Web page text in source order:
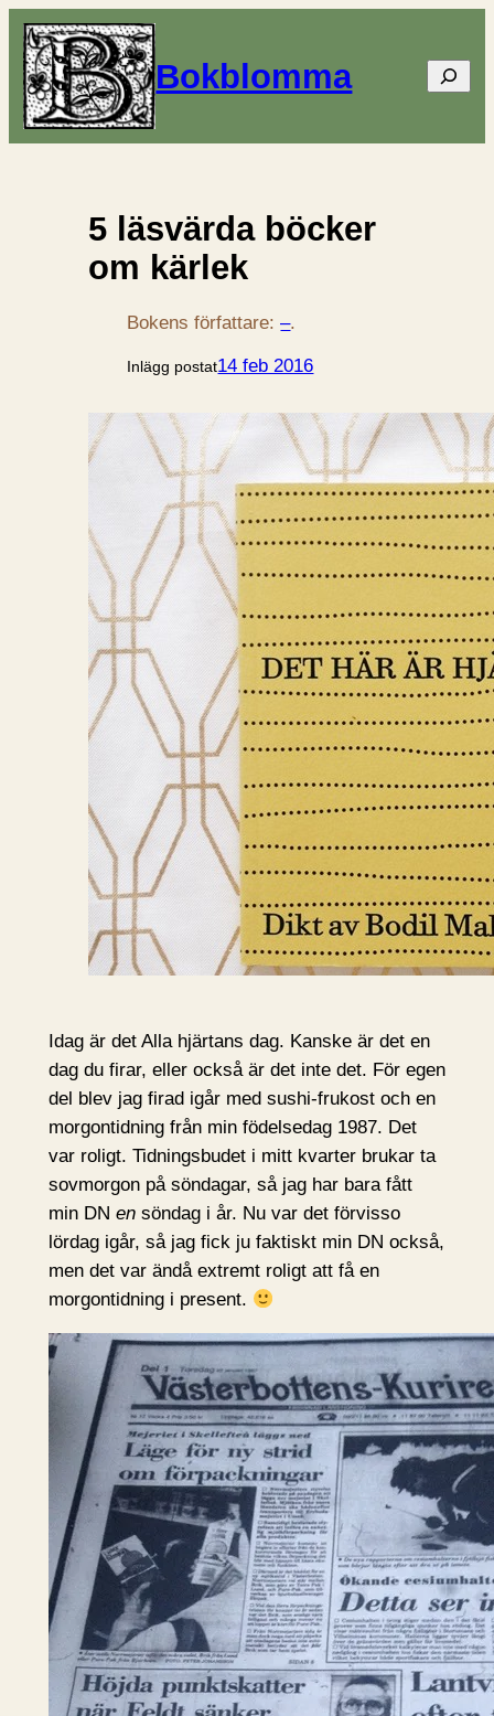
Bokblomma Sök
5 läsvärda böcker
om kärlek
Bokens författare:–.
Inlägg postat14 feb 2016
Idag är det Alla hjärtans dag. Kanske är det en
dag du firar, eller också är det inte det. För egen
del blev jag firad igår med sushi-frukost och en
morgontidning från min födelsedag 1987. Det
var roligt. Tidningsbudet i mitt kvarter brukar ta
sovmorgon på söndagar, så jag har bara fått
min DN ensöndag i år. Nu var det förvisso
lördag igår, så jag fick ju faktiskt min DN också,
men det var ändå extremt roligt att få en
morgontidning i present.